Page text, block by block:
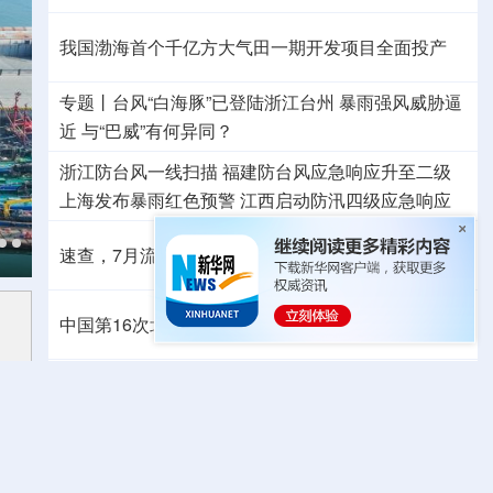
我国渤海首个千亿方大气田一期开发项目全面投产
专题丨 台风“白海豚”已登陆浙江台州 暴雨强风威胁逼
近 与“巴威”有何异同？
浙江防台风一线扫描 福建防台风应急响应升至二级
上海发布暴雨红色预警 江西启动防汛四级应急响应
速查，7月流行计算机病毒当心中招
中国第16次北冰洋考察队“雪龙2”号开始冰站调查